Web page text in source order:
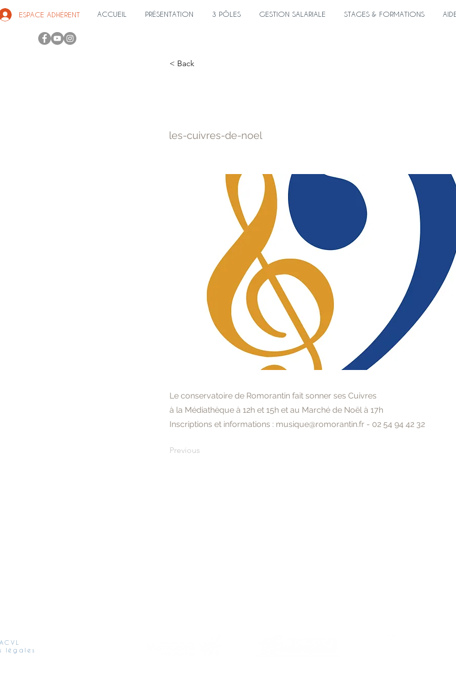
ESPACE ADHÉRENT ACCUEIL PRÉSENTATION 3 PÔLES GESTION SALARIALE STAGES & FORMATIONS
< Back
les-cuivres-de-noel
Le conservatoire de Romorantin fait sonner ses Cuivres
à la Médiathèque à 12h et 15h et au Marché de Noël à 17h
Inscriptions et informations : musique@romorantin.fr - 02 54 94 42 32
Previous
légales